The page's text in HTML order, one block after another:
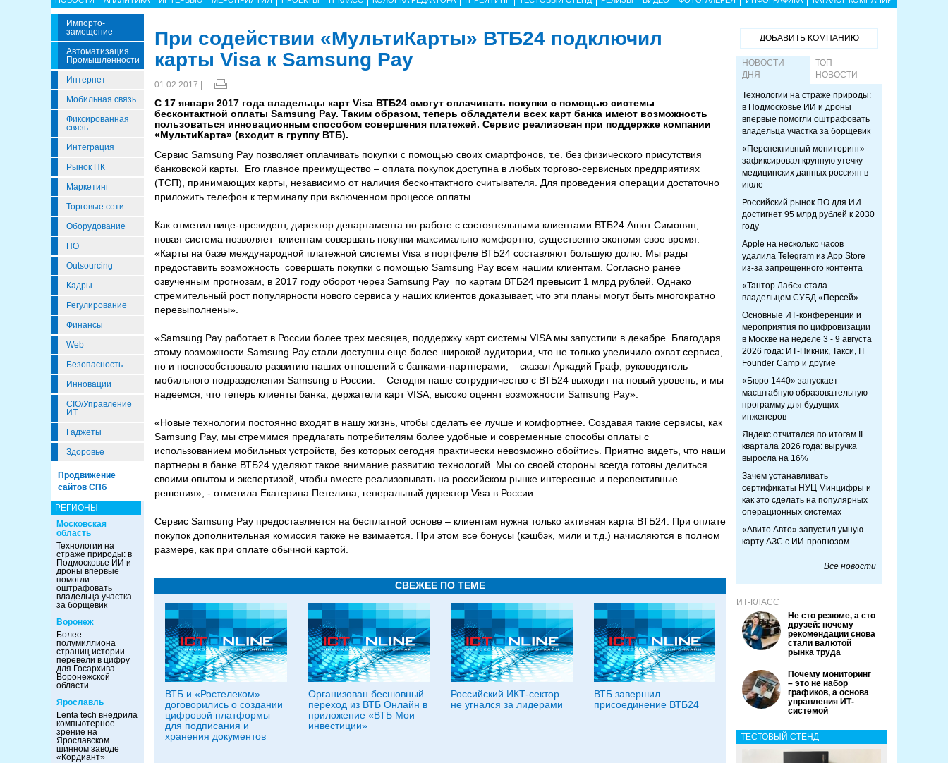
Импорто­
Замещение
Автоматизация
Промышленности
Интернет
Мобильная связь
Фиксированная
связь
Интеграция
Рынок ПК
Маркетинг
Торговые сети
Оборудование
ПО
Outsourcing
Кадры
Регулирование
Финансы
Web
Безопасность
Инновации
CIO/Управление
ИТ
Гаджеты
Здоровье
Продвижение
сайтов СПб
РЕГИОНЫ
Московская
область
Технологии на
страже природы: в
Подмосковье ИИ и
дроны впервые
помогли
оштрафовать
владельца участка
за борщевик
Воронеж
Более
полумиллиона
страниц истории
перевели в цифру
для Госархива
Воронежской
области
Ярославль
Lenta tech внедрила
компьютерное
зрение на
Ярославском
шинном заводе
«Кордиант»
При содействии «МультиКарты» ВТБ24 подключил
карты Visa к Samsung Pay
01.02.2017 |
С 17 января 2017 года владельцы карт Visa ВТБ24 смогут оплачивать покупки c помощью системы
бесконтактной оплаты Samsung Pay. Таким образом, теперь обладатели всех карт банка имеют возможность
пользоваться инновационным способом совершения платежей. Сервис реализован при поддержке компании
«МультиКарта» (входит в группу ВТБ).
Сервис Samsung Pay позволяет оплачивать покупки с помощью своих смартфонов, т.е. без физического присутствия
банковской карты. Его главное преимущество – оплата покупок доступна в любых торгово-сервисных предприятиях
(ТСП), принимающих карты, независимо от наличия бесконтактного считывателя. Для проведения операции достаточно
приложить телефон к терминалу при включенном процессе оплаты.
Как отметил вице-президент, директор департамента по работе с состоятельными клиентами ВТБ24 Ашот Симонян,
новая система позволяет клиентам совершать покупки максимально комфортно, существенно экономя свое время.
«Карты на базе международной платежной системы Visa в портфеле ВТБ24 составляют большую долю. Мы рады
предоставить возможность совершать покупки с помощью Samsung Pay всем нашим клиентам. Согласно ранее
озвученным прогнозам, в 2017 году оборот через Samsung Pay по картам ВТБ24 превысит 1 млрд рублей. Однако
стремительный рост популярности нового сервиса у наших клиентов доказывает, что эти планы могут быть многократно
перевыполнены».
«Samsung Pay работает в России более трех месяцев, поддержку карт системы VISA мы запустили в декабре. Благодаря
этому возможности Samsung Pay стали доступны еще более широкой аудитории, что не только увеличило охват сервиса,
но и поспособствовало развитию наших отношений с банками-партнерами, – сказал Аркадий Граф, руководитель
мобильного подразделения Samsung в России. – Сегодня наше сотрудничество с ВТБ24 выходит на новый уровень, и мы
надеемся, что теперь клиенты банка, держатели карт VISA, высоко оценят возможности Samsung Pay».
«Новые технологии постоянно входят в нашу жизнь, чтобы сделать ее лучше и комфортнее. Создавая такие сервисы, как
Samsung Pay, мы стремимся предлагать потребителям более удобные и современные способы оплаты с
использованием мобильных устройств, без которых сегодня практически невозможно обойтись. Приятно видеть, что наши
партнеры в банке ВТБ24 уделяют такое внимание развитию технологий. Мы со своей стороны всегда готовы делиться
своими опытом и экспертизой, чтобы вместе реализовывать на российском рынке интересные и перспективные
решения», - отметила Екатерина Петелина, генеральный директор Visa в России.
Сервис Samsung Pay предоставляется на бесплатной основе – клиентам нужна только активная карта ВТБ24. При оплате
покупок дополнительная комиссия также не взимается. При этом все бонусы (кэшбэк, мили и т.д.) начисляются в полном
размере, как при оплате обычной картой.
СВЕЖЕЕ ПО ТЕМЕ
ВТБ и «Ростелеком»
договорились о создании
цифровой платформы
для подписания и
хранения документов
Организован бесшовный
переход из ВТБ Онлайн в
приложение «ВТБ Мои
инвестиции»
Российский ИКТ-сектор
не угнался за лидерами
ВТБ завершил
присоединение ВТБ24
ДОБАВИТЬ КОМПАНИЮ
НОВОСТИ
ДНЯ
ТОП-
НОВОСТИ
Технологии на страже природы:
в Подмосковье ИИ и дроны
впервые помогли оштрафовать
владельца участка за борщевик
«Перспективный мониторинг»
зафиксировал крупную утечку
медицинских данных россиян в
июле
Российский рынок ПО для ИИ
достигнет 95 млрд рублей к 2030
году
Apple на несколько часов
удалила Telegram из App Store
из-за запрещенного контента
«Тантор Лабс» стала
владельцем СУБД «Персей»
Основные ИТ-конференции и
мероприятия по цифровизации
в Москве на неделе 3 - 9 августа
2026 года: ИТ-Пикник, Такси, IT
Founder Camp и другие
«Бюро 1440» запускает
масштабную образовательную
программу для будущих
инженеров
Яндекс отчитался по итогам II
квартала 2026 года: выручка
выросла на 16%
Зачем устанавливать
сертификаты НУЦ Минцифры и
как это сделать на популярных
операционных системах
«Авито Авто» запустил умную
карту АЗС с ИИ-прогнозом
Все новости
ИТ-КЛАСС
Не сто резюме, а сто
друзей: почему
рекомендации снова
стали валютой
рынка труда
Почему мониторинг
– это не набор
графиков, а основа
управления ИТ-
системой
ТЕСТОВЫЙ СТЕНД